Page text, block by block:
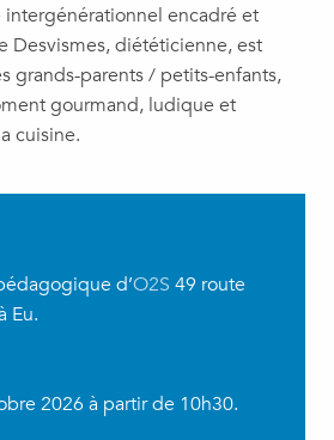
intergénérationnel encadré et
Desvismes, diététicienne, est
grands-parents / petits-enfants,
gourmand, ludique et
cuisine.
d’O2S 49 route
Eu.
2026 à partir de 10h30.